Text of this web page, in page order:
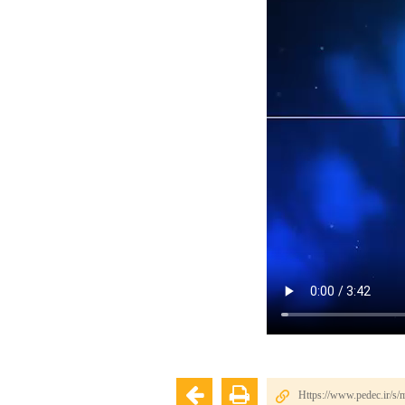
Https://www.pedec.ir/s/